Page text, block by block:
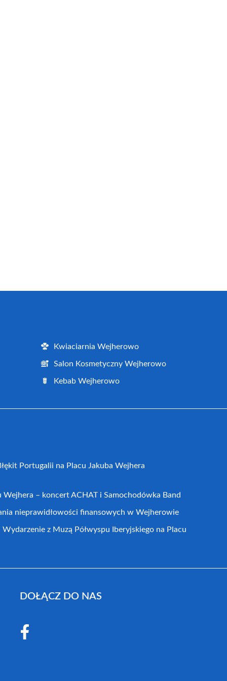
Kwiaciarnia Wejherowo
Salon Kosmetyczny Wejherowo
Kebab Wejherowo
Portugalii na Placu Jakuba Wejhera
Wejhera – koncert ACHAT i Samochodówka Band
nieprawidłowości finansowych w Wejherowie
Wydarzenie z Muzą Półwyspu Iberyjskiego na Placu
DOŁĄCZ DO NAS